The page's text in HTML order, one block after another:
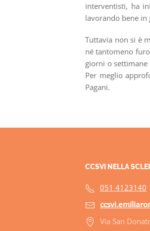
interventisti, ha
lavorando bene in
Tuttavia non si è
né tantomeno
giorni o
Per meglio
Pagani.
CCSVI NELLA
051 4123140
Via San